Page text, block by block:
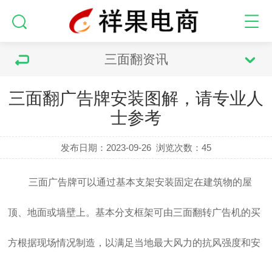
三面翻资讯
三面翻广告牌安装图解，请专业人
士参考
发布日期：2023-09-26 浏览次数：45
三面广告牌可以通过基本支架安装固定在建筑物的屋
顶、地面或墙壁上。基本分支框架可由三面翻转广告机的买
方根据现场情况制造，以满足当地最大风力的抗风强度和安